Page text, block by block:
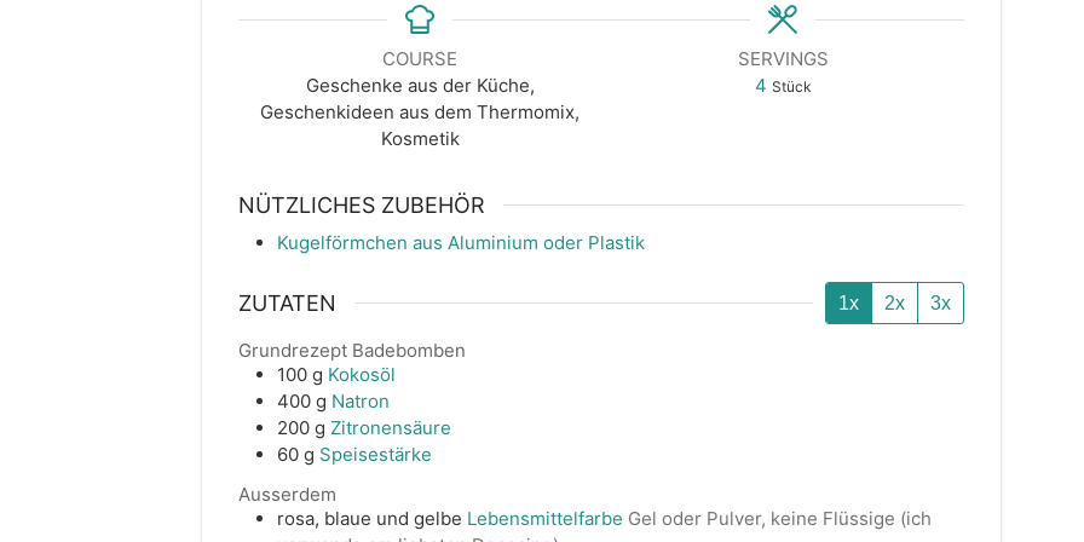
COURSE
Geschenke aus der Küche,
Geschenkideen aus dem Thermomix,
Kosmetik
SERVINGS
4 Stück
NÜTZLICHES ZUBEHÖR
Kugelförmchen aus Aluminium oder Plastik
ZUTATEN 1x 2x 3x
Grundrezept Badebomben
100 g Kokosöl
400 g Natron
200 g Zitronensäure
60 g Speisestärke
Ausserdem
rosa, blaue und gelbe Lebensmittelfarbe Gel oder Pulver, keine Flüssige (ich